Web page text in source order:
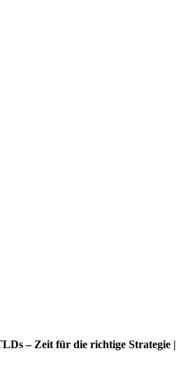
– Zeit für die richtige Strategie |